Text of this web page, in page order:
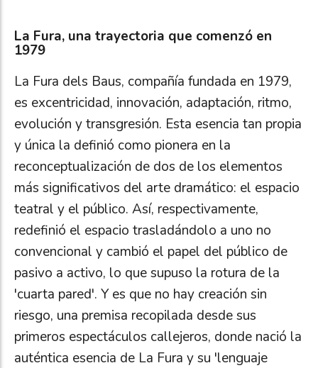
La Fura, una trayectoria que comenzó en
1979
La Fura dels Baus, compañía fundada en 1979,
es excentricidad, innovación, adaptación, ritmo,
evolución y transgresión. Esta esencia tan propia
y única la definió como pionera en la
reconceptualización de dos de los elementos
más significativos del arte dramático: el espacio
teatral y el público. Así, respectivamente,
redefinió el espacio trasladándolo a uno no
convencional y cambió el papel del público de
pasivo a activo, lo que supuso la rotura de la
'cuarta pared'. Y es que no hay creación sin
riesgo, una premisa recopilada desde sus
primeros espectáculos callejeros, donde nació la
auténtica esencia de La Fura y su 'lenguaje